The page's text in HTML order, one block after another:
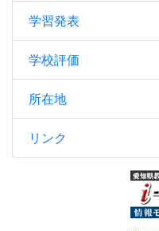
学習発表
学校評価
所在地
リンク